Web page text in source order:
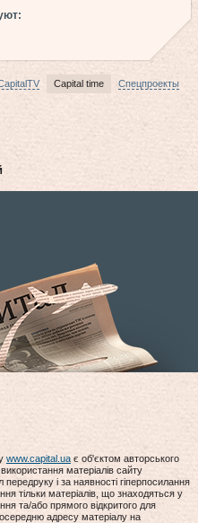
Capital time
Спецпроекты
www.capital.ua є об'єктом авторського
матеріалів сайту
і за наявності гіперпосилання
тільки матеріалів, що знаходяться у
та/або прямого відкритого для
адресу матеріалу на